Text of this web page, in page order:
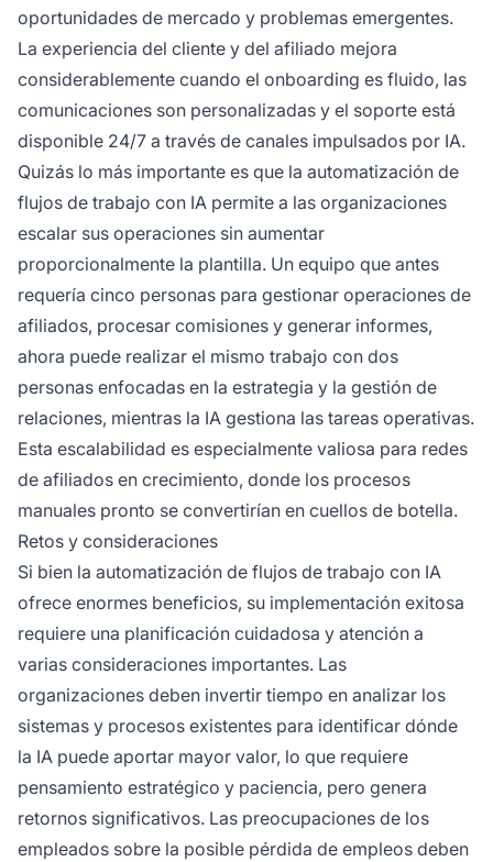
oportunidades de mercado y problemas emergentes.
La experiencia del cliente y del afiliado mejora
considerablemente cuando el onboarding es fluido, las
comunicaciones son personalizadas y el soporte está
disponible 24/7 a través de canales impulsados por IA.
Quizás lo más importante es que la automatización de
flujos de trabajo con IA permite a las organizaciones
escalar sus operaciones sin aumentar
proporcionalmente la plantilla. Un equipo que antes
requería cinco personas para gestionar operaciones de
afiliados, procesar comisiones y generar informes,
ahora puede realizar el mismo trabajo con dos
personas enfocadas en la estrategia y la gestión de
relaciones, mientras la IA gestiona las tareas operativas.
Esta escalabilidad es especialmente valiosa para redes
de afiliados en crecimiento, donde los procesos
manuales pronto se convertirían en cuellos de botella.
Retos y consideraciones
Si bien la automatización de flujos de trabajo con IA
ofrece enormes beneficios, su implementación exitosa
requiere una planificación cuidadosa y atención a
varias consideraciones importantes. Las
organizaciones deben invertir tiempo en analizar los
sistemas y procesos existentes para identificar dónde
la IA puede aportar mayor valor, lo que requiere
pensamiento estratégico y paciencia, pero genera
retornos significativos. Las preocupaciones de los
empleados sobre la posible pérdida de empleos deben